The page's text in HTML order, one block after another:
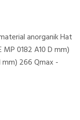
anorganik Hat
MP 0182 A10 D mm)
mm) 266 Qmax -